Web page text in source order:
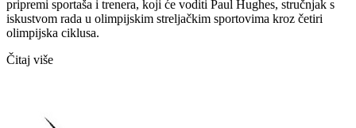
pripremi sportaša i trenera, koji će voditi Paul Hughes, stručnjak s
iskustvom rada u olimpijskim streljačkim sportovima kroz četiri
olimpijska ciklusa.
Čitaj više